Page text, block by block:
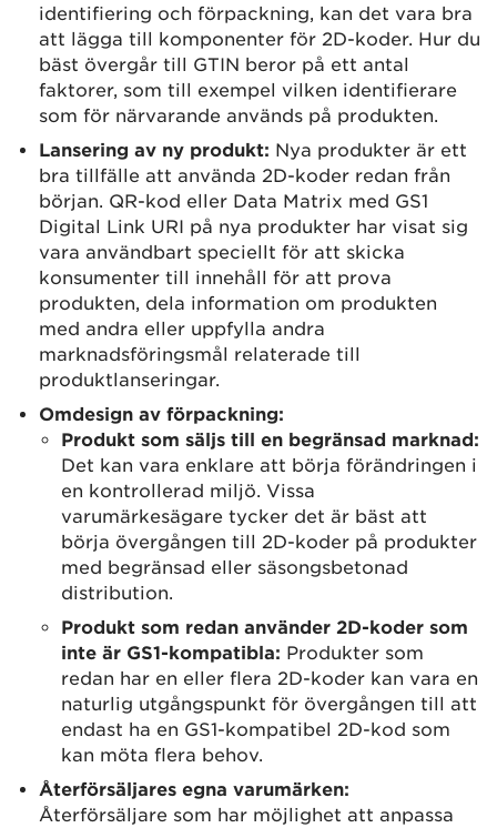
identifiering och förpackning, kan det vara bra
att lägga till komponenter för 2D-koder. Hur du
bäst övergår till GTIN beror på ett antal
faktorer, som till exempel vilken identifierare
som för närvarande används på produkten.
Lansering av ny produkt: Nya produkter är ett
bra tillfälle att använda 2D-koder redan från
början. QR-kod eller Data Matrix med GS1
Digital Link URI på nya produkter har visat sig
vara användbart speciellt för att skicka
konsumenter till innehåll för att prova
produkten, dela information om produkten
med andra eller uppfylla andra
marknadsföringsmål relaterade till
produktlanseringar.
Omdesign av förpackning:
Produkt som säljs till en begränsad marknad:
Det kan vara enklare att börja förändringen i
en kontrollerad miljö. Vissa
varumärkesägare tycker det är bäst att
börja övergången till 2D-koder på produkter
med begränsad eller säsongsbetonad
distribution.
Produkt som redan använder 2D-koder som
inte är GS1-kompatibla: Produkter som
redan har en eller flera 2D-koder kan vara en
naturlig utgångspunkt för övergången till att
endast ha en GS1-kompatibel 2D-kod som
kan möta flera behov.
Återförsäljares egna varumärken:
Återförsäljare som har möjlighet att anpassa